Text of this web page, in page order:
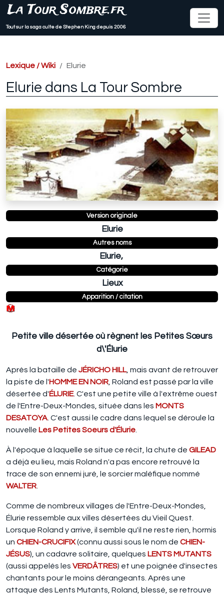
La Tour Sombre.fr
Tout sur la saga culte de Stephen King depuis 2006
Lexique / Wiki Elurie
Elurie dans La Tour Sombre
Version originale
Elurie
Autres noms
Elurie,
Catégorie
Lieux
Apparition / citation
Petite ville désertée où règnent les Petites Sœurs
d\'Élurie
Après la bataille de JÉRICHO HILL, mais avant de retrouver
la piste de l'HOMME EN NOIR , Roland est passé par la ville
désertée d'ÉLURIE. C'est une petite ville à l'extrême ouest
de l'Entre-Deux-Mondes, située dans les MONTS
DESATOYA . C'est aussi le cadre dans lequel se déroule la
nouvelle Les Petites Soeurs d'Élurie
À l'époque à laquelle se situe ce récit, la chute de GILEAD
a déjà eu lieu, mais Roland n'a pas encore retrouvé la
trace de son ennemi juré, le sorcier maléfique nommé
WALTER
Comme de nombreux villages de l'Entre-Deux-Mondes,
Élurie ressemble aux villes désertées du Vieil Quest.
Lorsque Roland y arrive, il semble qu'il ne reste rien, hormis
un CHIEN-CRUCIFIX(connu aussi sous le nom de CHIEN-
JÉSUS), un cadavre solitaire, quelques LENTS MUTANTS
(aussi appelés les VERDÂTRES) et une poignée d'insectes
chantants pour le moins dérangeants. Après une
attaque des Lents Mutants, Roland, blessé, se retrouve